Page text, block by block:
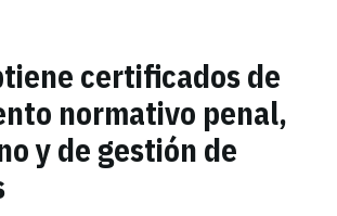
certificados de
normativo penal,
y de gestión de